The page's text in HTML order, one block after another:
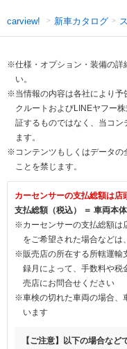
carview! 新車カタログ
※仕様・オプション・装備の詳
い。
※当情報の内容は各社により予
クルートおよびLINEヤフー
証するものではなく、当コ
ます。
※コンテンツもしくはデータの
ことを禁じます。
カーセンサーの支払総額は店
支払総額（税込） ＝ 車両本
※カーセンサーの支払総額は
をご希望された場合などは
※販売店の所在する所轄運輸
録月によって、手数料や税
売店にお問合せください
※車検の切れた車両の場合、
います
【ご注意】以下の場合な